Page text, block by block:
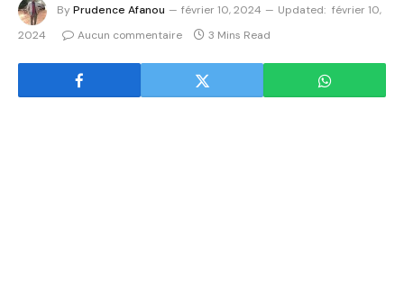
ByPrudence Afanou février 10, 2024 Updated: février 10,
2024
Aucun commentaire 3 Mins Read